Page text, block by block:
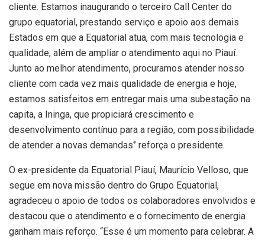
cliente. Estamos inaugurando o terceiro Call Center do
grupo equatorial, prestando serviço e apoio aos demais
Estados em que a Equatorial atua, com mais tecnologia e
qualidade, além de ampliar o atendimento aqui no Piauí.
Junto ao melhor atendimento, procuramos atender nosso
cliente com cada vez mais qualidade de energia e hoje,
estamos satisfeitos em entregar mais uma subestação na
capita, a Ininga, que propiciará crescimento e
desenvolvimento contínuo para a região, com possibilidade
de atender a novas demandas‘’ reforça o presidente.
O ex-presidente da Equatorial Piauí, Maurício Velloso, que
segue em nova missão dentro do Grupo Equatorial,
agradeceu o apoio de todos os colaboradores envolvidos e
destacou que o atendimento e o fornecimento de energia
ganham mais reforço. “Esse é um momento para celebrar. A